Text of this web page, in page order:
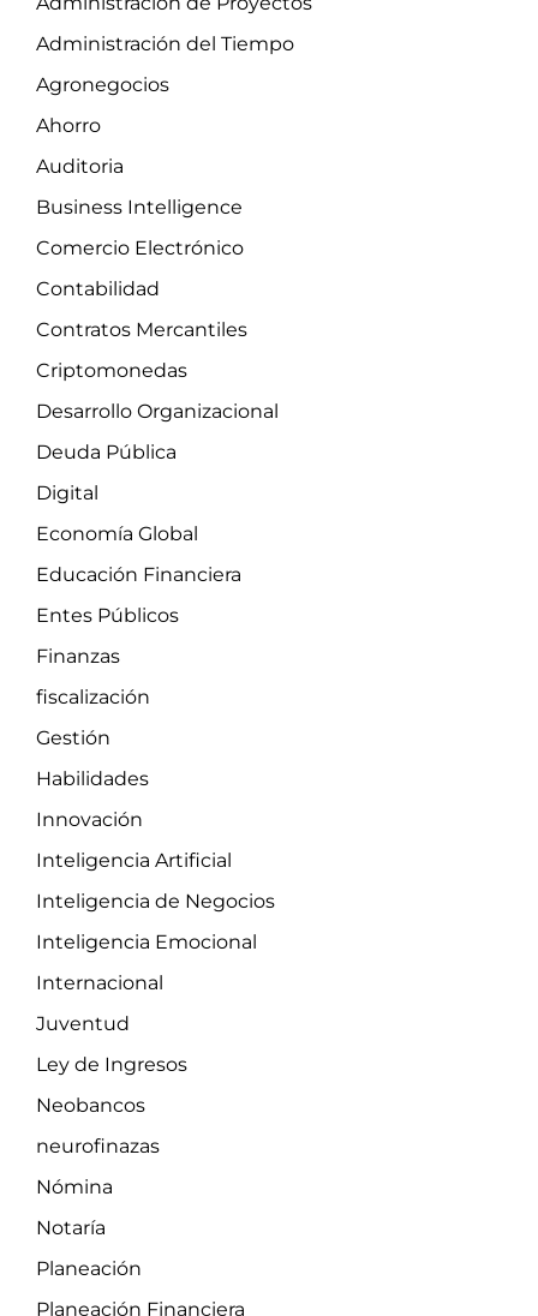
Administración del Tiempo
Agronegocios
Ahorro
Auditoria
Business Intelligence
Comercio Electrónico
Contabilidad
Contratos Mercantiles
Criptomonedas
Desarrollo Organizacional
Deuda Pública
Digital
Economía Global
Educación Financiera
Entes Públicos
Finanzas
fiscalización
Gestión
Habilidades
Innovación
Inteligencia Artificial
Inteligencia de Negocios
Inteligencia Emocional
Internacional
Juventud
Ley de Ingresos
Neobancos
neurofinazas
Nómina
Notaría
Planeación
Planeación Financiera